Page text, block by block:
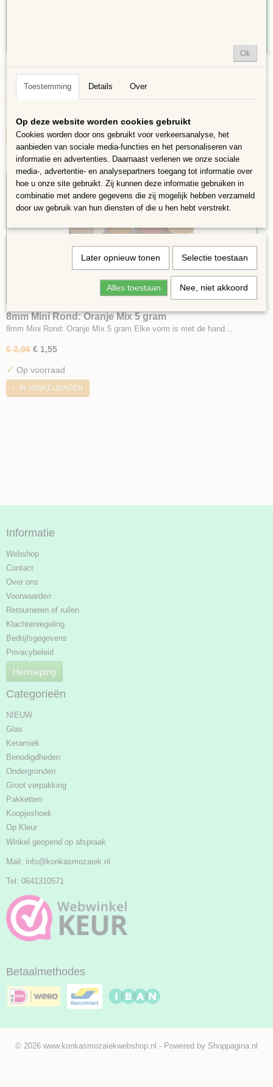
8mm Mini Moon: Vert Mix 5 gram
8mm Mini Moon: Vert Mix 5 gram Elke vorm is met de hand…
€ 2,06
Op voorraad
IN WINKELWAGEN
25%
8mm Mini Rond: Oranje Mix 5 gram
8mm Mini Rond: Oranje Mix 5 gram Elke vorm is met de hand…
€ 2,06 € 1,55
✓ Op voorraad
IN WINKELWAGEN
Informatie
Webshop
Contact
Over ons
Voorwaarden
Retourneren of ruilen
Klachtenregeling
Bedrijfsgegevens
Privacybeleid
Herroeping
Categorieën
NIEUW
Glas
Keramiek
Benodigdheden
Ondergronden
Groot verpakking
Pakketten
Koopjeshoek
Op Kleur
Winkel geopend op afspraak
Mail: info@konkasmozaiek.nl
Tel: 0641310571
Betaalmethodes
© 2026 www.konkasmozaiekwebshop.nl - Powered by Shoppagina.nl
Ok
Toestemming Details Over
Op deze website worden cookies gebruikt
Cookies worden door ons gebruikt voor verkeersanalyse, het
aanbieden van sociale media-functies en het personaliseren van
informatie en advertenties. Daarnaast verlenen we onze sociale
media-, advertentie- en analysepartners toegang tot informatie over
hoe u onze site gebruikt. Zij kunnen deze informatie gebruiken in
combinatie met andere gegevens die zij mogelijk hebben verzameld
door uw gebruik van hun diensten of die u hen hebt verstrekt.
Later opnieuw tonen Selectie toestaan
Alles toestaan Nee, niet akkoord